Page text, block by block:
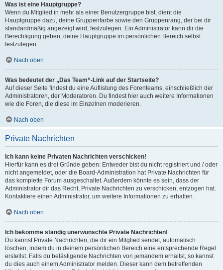
Was ist eine Hauptgruppe?
Wenn du Mitglied in mehr als einer Benutzergruppe bist, dient die
Hauptgruppe dazu, deine Gruppenfarbe sowie den Gruppenrang, der bei dir
standardmäßig angezeigt wird, festzulegen. Ein Administrator kann dir die
Berechtigung geben, deine Hauptgruppe im persönlichen Bereich selbst
festzulegen.
Nach oben
Was bedeutet der „Das Team“-Link auf der Startseite?
Auf dieser Seite findest du eine Auflistung des Forenteams, einschließlich der
Administratoren, der Moderatoren. Du findest hier auch weitere Informationen
wie die Foren, die diese im Einzelnen moderieren.
Nach oben
Private Nachrichten
Ich kann keine Privaten Nachrichten verschicken!
Hierfür kann es drei Gründe geben: Entweder bist du nicht registriert und / oder
nicht angemeldet, oder die Board-Administration hat Private Nachrichten für
das komplette Forum ausgeschaltet. Außerdem könnte es sein, dass der
Administrator dir das Recht, Private Nachrichten zu verschicken, entzogen hat.
Kontaktiere einen Administrator, um weitere Informationen zu erhalten.
Nach oben
Ich bekomme ständig unerwünschte Private Nachrichten!
Du kannst Private Nachrichten, die dir ein Mitglied sendet, automatisch
löschen, indem du in deinem persönlichen Bereich eine entsprechende Regel
erstellst. Falls du belästigende Nachrichten von jemandem erhältst, so kannst
du dies auch einem Administrator melden. Dieser kann dem betreffenden